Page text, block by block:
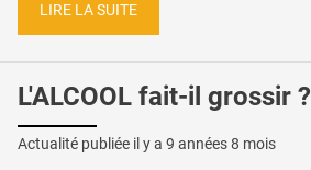
LIRE LA SUITE
L'ALCOOL fait-il grossir ?
Actualité publiée il y a 9 années 8 mois